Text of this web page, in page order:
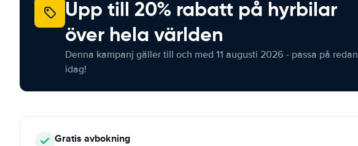
Upp till 20% rabatt på hyrbilar
över hela världen
Denna kampanj gäller till och med 11 augusti 2026 - passa på redan
idag!
Gratis avbokning